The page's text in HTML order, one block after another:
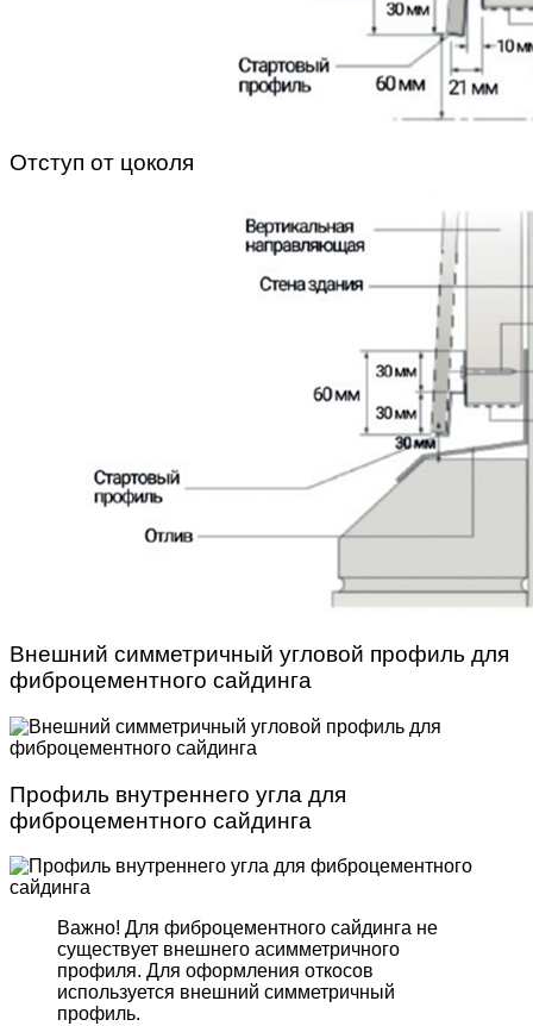
Отступ от цоколя
Внешний симметричный угловой профиль для
фиброцементного сайдинга
Профиль внутреннего угла для
фиброцементного сайдинга
Важно! Для фиброцемент­ного сайдинга не
существует внешнего асимметрич­ного
профиля. Для оформле­ния откосов
используется внешний симметричный
профиль.